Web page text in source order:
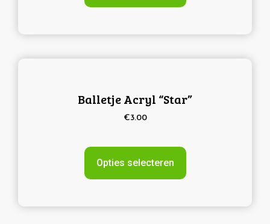
Balletje Acryl “Star”
€3.00
Opties selecteren